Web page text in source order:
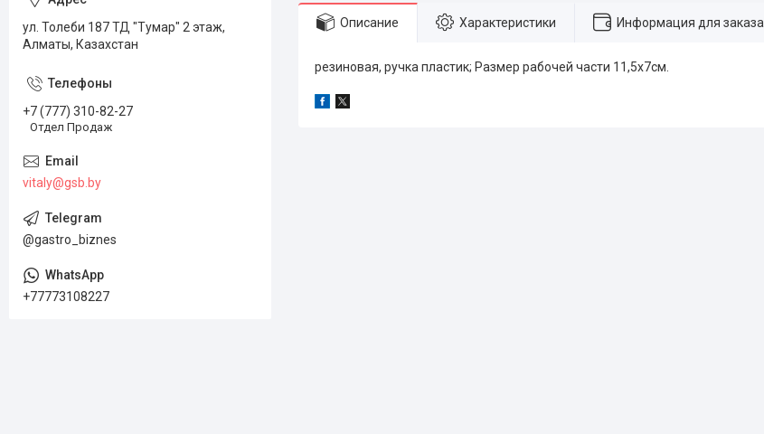
Описание Характеристики Информация для заказа
резиновая, ручка пластик; Размер рабочей части 11,5х7см.
ул. Толеби 187 ТД "Тумар" 2 этаж,
Алматы, Казахстан
+7 (777) 310-82-27
Отдел Продаж
vitaly@gsb.by
@gastro_biznes
+77773108227